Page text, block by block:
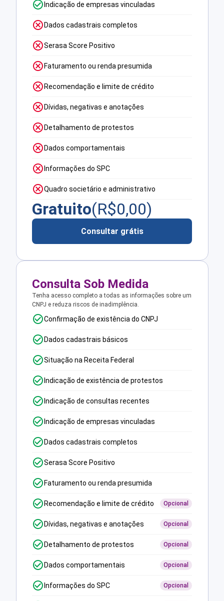
Indicação de empresas vinculadas
Dados cadastrais completos
Serasa Score Positivo
Faturamento ou renda presumida
Recomendação e limite de crédito
Dívidas, negativas e anotações
Detalhamento de protestos
Dados comportamentais
Informações do SPC
Quadro societário e administrativo
Gratuito(R$0,00)
Consultar grátis
Consulta Sob Medida
Tenha acesso completo a todas as informações sobre um
CNPJ e reduza riscos de inadimplência.
Confirmação de existência do CNPJ
Dados cadastrais básicos
Situação na Receita Federal
Indicação de existência de protestos
Indicação de consultas recentes
Indicação de empresas vinculadas
Dados cadastrais completos
Serasa Score Positivo
Faturamento ou renda presumida
Recomendação e limite de crédito Opcional
Dívidas, negativas e anotações Opcional
Detalhamento de protestos Opcional
Dados comportamentais Opcional
Informações do SPC Opcional